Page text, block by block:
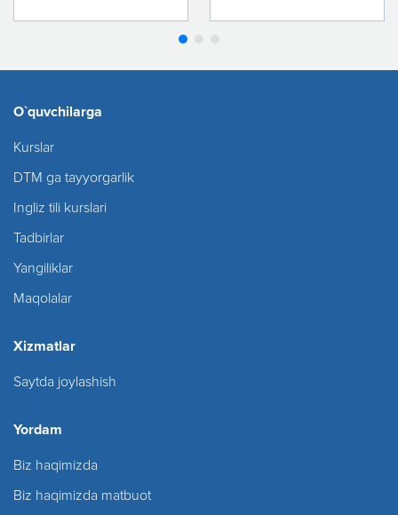
O`quvchilarga
Kurslar
DTM ga tayyorgarlik
Ingliz tili kurslari
Tadbirlar
Yangiliklar
Maqolalar
Xizmatlar
Saytda joylashish
Yordam
Biz haqimizda
Biz haqimizda matbuot